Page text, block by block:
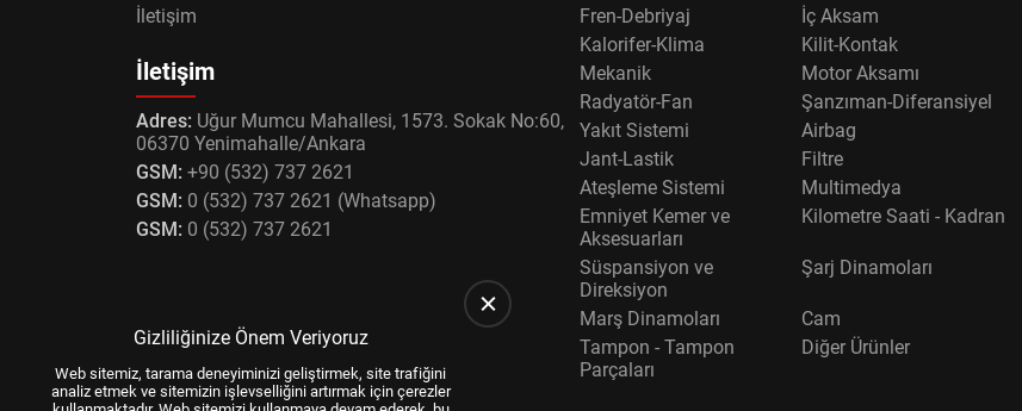
Marş Dinamoları
Cam
Tampon - Tampon Parçaları
İletişim
İletişim
Adres: Uğur Mumcu Mahallesi, 1573. Sokak No:60,
06370 Yenimahalle/Ankara
GSM: +90 (532) 737 2621
GSM: 0 (532) 737 2621 (Whatsapp)
GSM: 0 (532) 737 2621
Fren-Debriyaj
İç Aksam
Kalorifer-Klima
Kilit-Kontak
Mekanik
Motor Aksamı
Radyatör-Fan
Şanzıman-Diferansiyel
Yakıt Sistemi
Airbag
Jant-Lastik
Filtre
Ateşleme Sistemi
Multimedya
Emniyet Kemer ve
Aksesuarları
Kilometre Saati - Kadran
Süspansiyon ve
Direksiyon
Şarj Dinamoları
Marş Dinamoları
Cam
Tampon - Tampon
Parçaları
Diğer Ürünler
Gizliliğinize Önem Veriyoruz
Web sitemiz, tarama deneyiminizi geliştirmek, site trafiğini
analiz etmek ve sitemizin işlevselliğini artırmak için çerezler